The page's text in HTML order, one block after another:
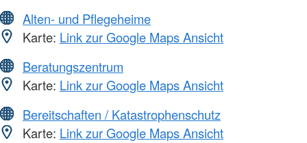
Alten- und Pflegeheime
Karte: Link zur Google Maps Ansicht
Beratungszentrum
Karte: Link zur Google Maps Ansicht
Bereitschaften / Katastrophenschutz
Karte: Link zur Google Maps Ansicht